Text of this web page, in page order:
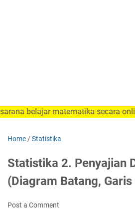
matematika secara online dan
Home /Statistika
Statistika 2. Penyajian
(Diagram Batang,
Post a Comment